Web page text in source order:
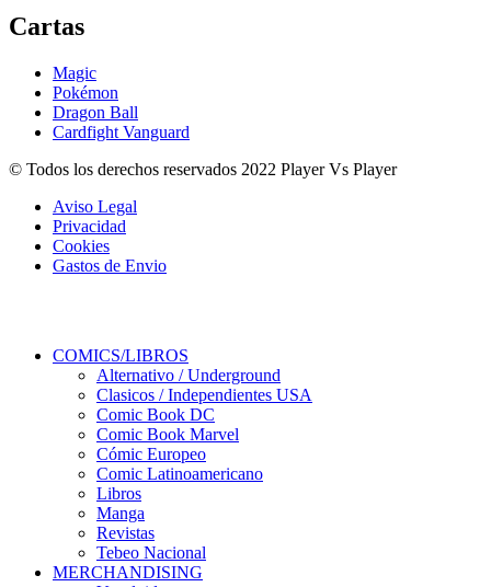
Cartas
Magic
Pokémon
Dragon Ball
Cardfight Vanguard
© Todos los derechos reservados 2022 Player Vs Player
Aviso Legal
Privacidad
Cookies
Gastos de Envio
COMICS/LIBROS
Alternativo / Underground
Clasicos / Independientes USA
Comic Book DC
Comic Book Marvel
Cómic Europeo
Comic Latinoamericano
Libros
Manga
Revistas
Tebeo Nacional
MERCHANDISING